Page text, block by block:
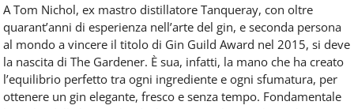
A Tom Nichol, ex mastro distillatore Tanqueray, con oltre
quarant’anni di esperienza nell’arte del gin, e seconda persona
al mondo a vincere il titolo di Gin Guild Award nel 2015, si deve
la nascita di The Gardener. È sua, infatti, la mano che ha creato
l’equilibrio perfetto tra ogni ingrediente e ogni sfumatura, per
ottenere un gin elegante, fresco e senza tempo. Fondamentale